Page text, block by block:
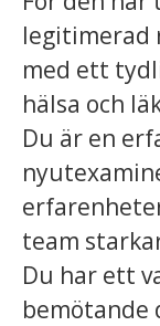
legitimerad
med ett
hälsa och
Du är en
team
Du har ett
bemötande